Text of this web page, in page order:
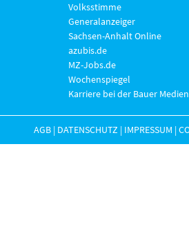
Volksstimme
Generalanzeiger
Sachsen-Anhalt Online
azubis.de
MZ-Jobs.de
Wochenspiegel
Karriere bei der Bauer
AGB | DATENSCHUTZ | IMPRESSUM |